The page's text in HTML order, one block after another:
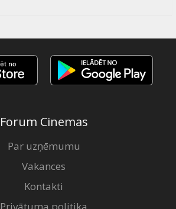
Forum Cinemas
Par uzņēmumu
Vakances
Kontakti